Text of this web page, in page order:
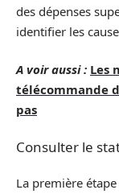
des dépenses
identifier les
A voir aussi : Les
télécommande
pas
Consulter le
La première